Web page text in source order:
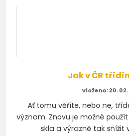
Jak v ČR
20. 02.
Ať tomu věříte, nebo ne,
význam. Znovu je možné
skla a výrazně tak snížit